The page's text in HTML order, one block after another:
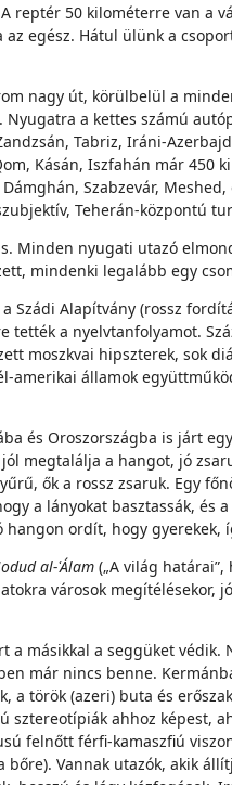
reptér 50 kilométerre van
egész. Hátul ülünk a
nagy út, körülbelül a
a kettes számú
Tabriz, Iráni-
Kásán, Iszfahán már 450
Szabzevár,
Teherán-központú
Minden nyugati utazó
mindenki legalább egy
Szádi Alapítvány (rossz
tették a nyelvtanfolyamot.
moszkvai hipszterek, sok
amerikai államok
és Oroszországba is járt
megtalálja a hangot, jó
ők a rossz zsaruk. Egy
a lányokat basztassák,
ordít, hogy
al-ʿÁlam („A világ
városok
másikkal a seggüket
már nincs benne.
a török (azeri) buta és
sztereotípiák ahhoz képest,
felnőtt férfi-kamaszfiú
Vannak utazók, akik